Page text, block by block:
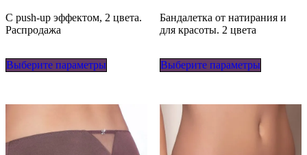
С push-up эффектом, 2 цвета.
Распродажа
Выберите параметры
вариаций.
Опции
можно
выбрать
на
Бандалетка от натирания и
для красоты. 2 цвета
Выберите параметры
можно
выбрать